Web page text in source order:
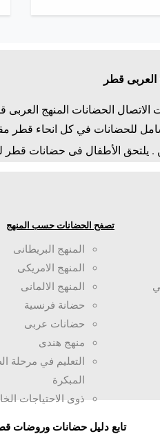
العربى قطر
الحضانات المنهج
للحضانات في كل انحاء قطر
الأطفال فى حضانات قطر
تصفح الحضانات حسب المنهج
المنهج البريطانى
المنهج الامريكى
المنهج الالمانى
حضانة فرنسية
حضانات عربى
منهج هندى
التعليم في مرحلة
المبكرة
ذوى الاحتياجات
تابع دليل حضانات وروضات